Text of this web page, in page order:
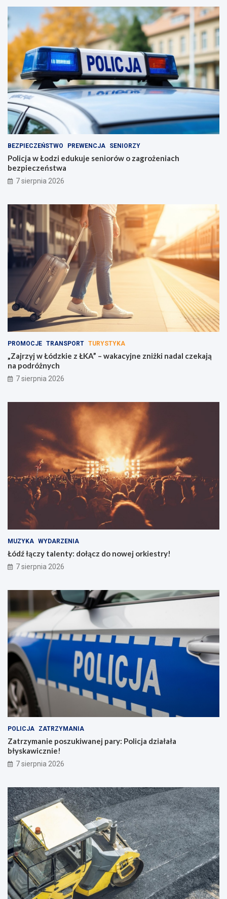
BEZPIECZEŃSTWO PREWENCJA SENIORZY
Policja w Łodzi edukuje seniorów o zagrożeniach
bezpieczeństwa
7 sierpnia 2026
PROMOCJE TRANSPORT TURYSTYKA
„Zajrzyj w Łódzkie z ŁKA” – wakacyjne zniżki nadal czekają
na podróżnych
7 sierpnia 2026
MUZYKA WYDARZENIA
Łódź łączy talenty: dołącz do nowej orkiestry!
7 sierpnia 2026
POLICJA ZATRZYMANIA
Zatrzymanie poszukiwanej pary: Policja działała
błyskawicznie!
7 sierpnia 2026